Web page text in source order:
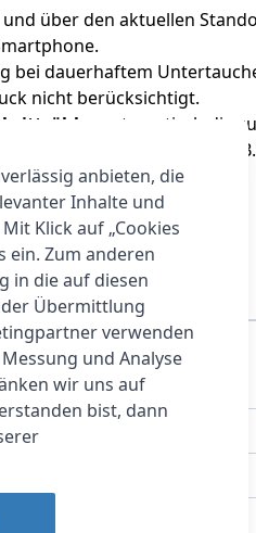
über den aktuellen
bei dauerhaftem
nicht berücksichtigt.
automatisch die
zurückgelegte Schritte
anbieten, die
Inhalte und
Klick auf „Cookies
ein. Zum anderen
in die auf diesen
Übermittlung
verwenden
und Analyse
wir uns auf
bist, dann